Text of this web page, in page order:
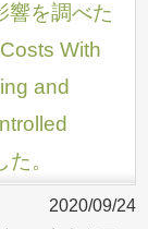
響を調べた
With
and
。
2020/09/24